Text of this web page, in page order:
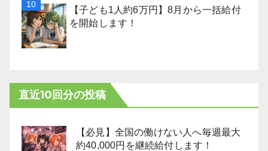
【子ども1人約6万円】8月から一括給付
を開始します！
直近10回分の投稿
【必見】全国の働けない人へ毎週最大
約40,000円を継続給付します！